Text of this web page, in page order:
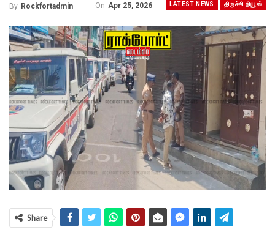
LATEST NEWS திருச்சி நியூஸ்
By Rockfortadmin On Apr 25, 2026
Share